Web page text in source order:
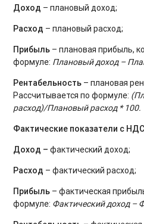
Доход – плановый доход;
Расход – плановый расход;
Прибыль – плановая прибыль,
формуле: Плановый доход –
Рентабельность – плановая
Рассчитывается по формуле:
расход)/Плановый расход * 100.
Фактические показатели с
Доход –фактический доход;
Расход – фактический расход;
Прибыль – фактическая
формуле: Фактический доход –